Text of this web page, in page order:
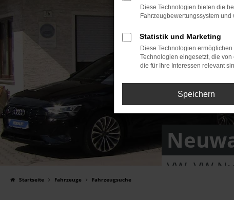
VW, VW
Startseite Fahrzeuge Fahrzeugsuche
Diese Technologien bieten die
Fahrzeugbewertungssystem
Statistik und Marketing
Diese Technologien
Technologien eingesetzt, die
die für Ihre Interessen relevant
Speichern